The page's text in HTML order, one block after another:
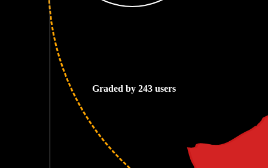
Graded by 243 users